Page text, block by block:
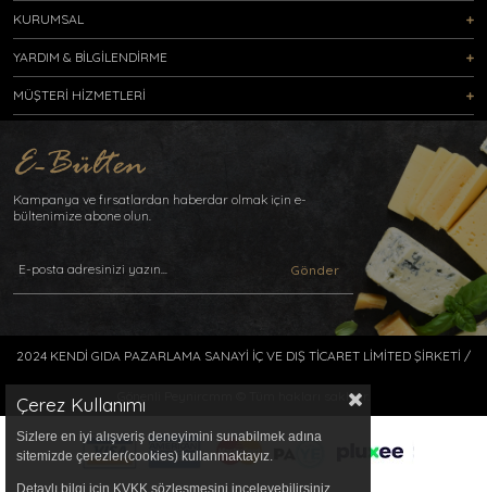
KURUMSAL
YARDIM & BİLGİLENDİRME
MÜŞTERİ HİZMETLERİ
Kampanya ve fırsatlardan haberdar olmak için e-
bültenimize abone olun.
Gönder
2024 KENDİ GIDA PAZARLAMA SANAYİ İÇ VE DIŞ TİCARET LİMİTED ŞİRKETİ /
Gönenli Peynircmm © Tüm hakları saklıdır.
Çerez Kullanımı
Sizlere en iyi alışveriş deneyimini sunabilmek adına
sitemizde çerezler(cookies) kullanmaktayız.
Detaylı bilgi için KVKK sözleşmesini inceleyebilirsiniz.